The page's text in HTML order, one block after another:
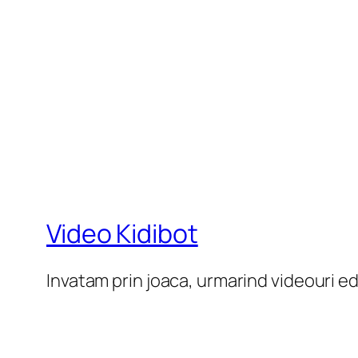
Video Kidibot
Invatam prin joaca, urmarind videouri